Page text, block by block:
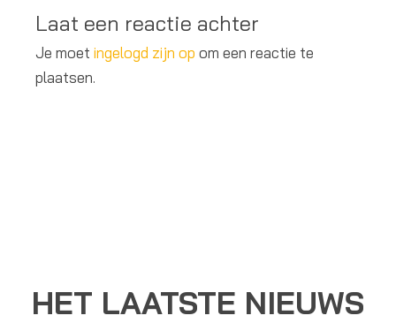
Laat een reactie achter
Je moet ingelogd zijn op om een reactie te
plaatsen.
HET LAATSTE NIEUWS